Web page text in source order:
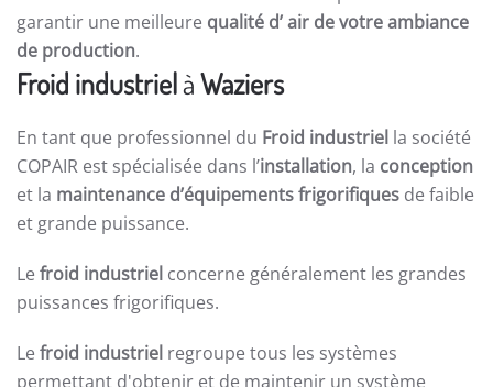
garantir une meilleure qualité d’ air de votre ambiance
de production.
Froid industrielàWaziers
En tant que professionnel du Froid industriel la société
COPAIR est spécialisée dans l’installation, la conception
et la maintenance d’équipements frigorifiques de faible
et grande puissance.
Le froid industriel concerne généralement les grandes
puissances frigorifiques.
Le froid industriel regroupe tous les systèmes
permettant d'obtenir et de maintenir un système